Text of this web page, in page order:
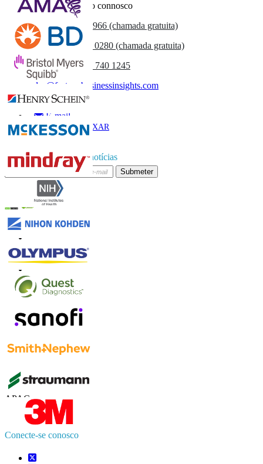
Entre em contacto connosco
US
+1 833 909 2966 (chamada gratuita)
UK
+44 808 502 0280 (chamada gratuita)
(APAC) +91 744 740 1245
sales@fortunebusinessinsights.com
Chamado
E-mail
BAIXAR
AMOSTRA
Subscrever boletim de notícias
Submeter
Confie on-line
US+1 833 909 2966 ( chamada gratuita )
UK
APAC+91 744 740 1245
sales@fortunebusinessinsights.com
Conecte-se conosco